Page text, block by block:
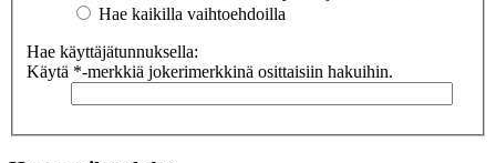
Hae kaikilla vaihtoehdoilla
Hae käyttäjätunnuksella:
Käytä *-merkkiä jokerimerkkinä osittaisiin hakuihin.